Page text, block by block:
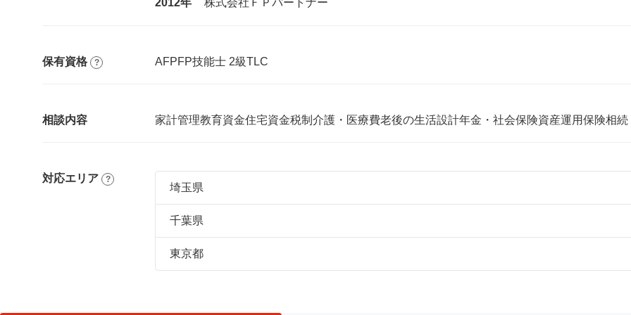
保有資格 AFPFP技能士 2級TLC
相談内容 家計管理教育資金住宅資金税制 介護・医療費老後の生活設計年金・社会保険資産運用保険相続
対応エリア
埼玉県
川越市、さいたま市、越谷市、熊谷市、所沢市、加須市、三郷市、東松山市、富士見市、朝
市、志木市、和光市、鶴ヶ島市、ふじみ野市、川口市、上尾市、蕨市、戸田市、春日部市
市、吉川市、深谷市、狭山市、入間市、新座市、八潮市
千葉県
柏市、野田市、松戸市、流山市
東京都